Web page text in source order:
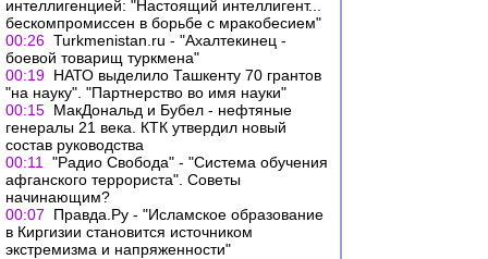
интеллигенцией: "Настоящий интеллигент...
бескомпромиссен в борьбе с мракобесием"
00:26 Turkmenistan.ru - "Ахалтекинец -
боевой товарищ туркмена"
00:19 НАТО выделило Ташкенту 70 грантов
"на науку". "Партнерство во имя науки"
00:15 МакДональд и Бубел - нефтяные
генералы 21 века. КТК утвердил новый
состав руководства
00:11
"Радио Свобода" - "Система обучения
афганского террориста". Советы
начинающим?
00:07
Правда.Ру - "Исламское образование
в Киргизии становится источником
экстремизма и напряженности"